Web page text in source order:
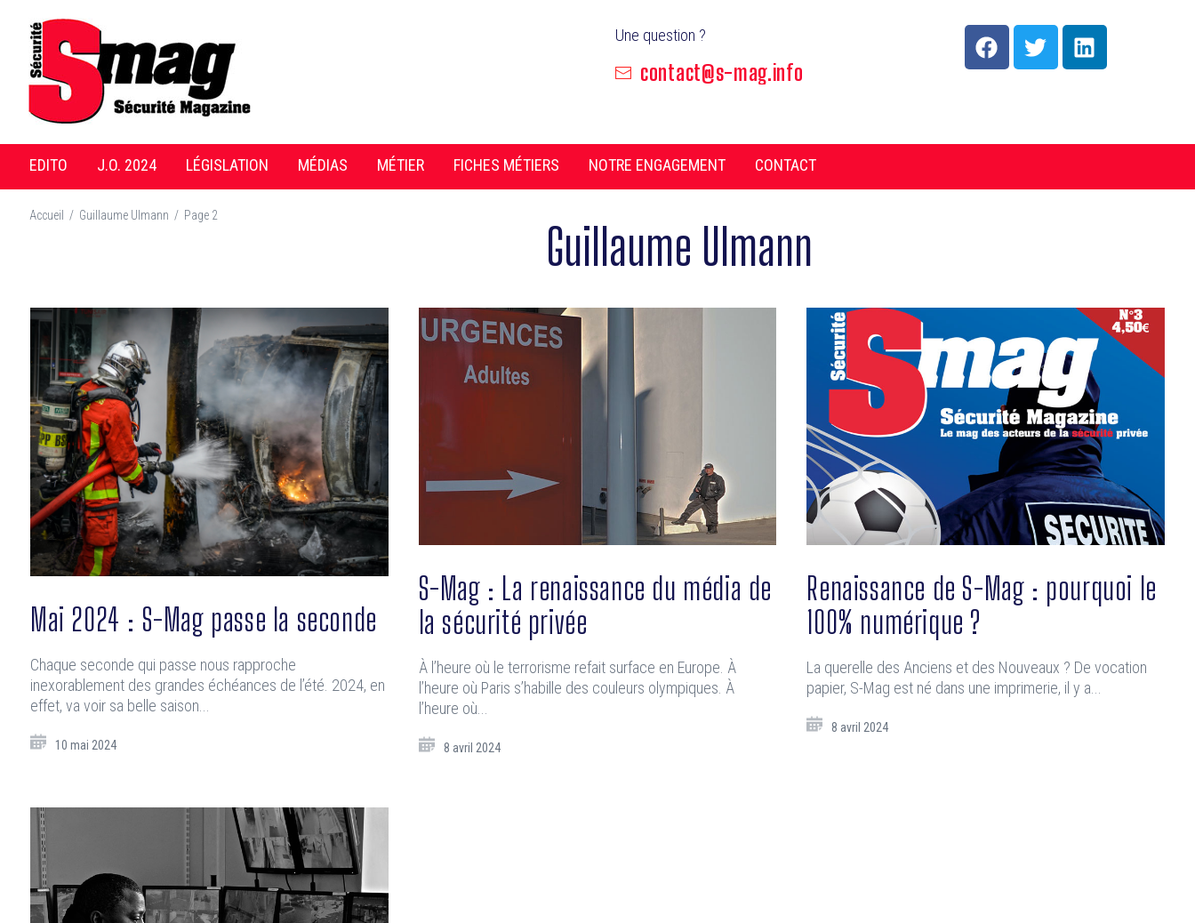
Une question ?
contact@s-mag.info
EDITO J.O. 2024 LÉGISLATION MÉDIAS MÉTIER FICHES MÉTIERS NOTRE ENGAGEMENT CONTACT
Accueil / Guillaume Ulmann / Page 2
Auteur/autrice :Guillaume Ulmann
Mai 2024 : S-Mag passe la seconde
Chaque seconde qui passe nous rapproche
inexorablement des grandes échéances de l’été. 2024, en
effet, va voir sa belle saison...
10 mai 2024
S-Mag : La renaissance du média de
la sécurité privée
À l’heure où le terrorisme refait surface en Europe. À
l’heure où Paris s’habille des couleurs olympiques. À
l’heure où...
8 avril 2024
Renaissance de S-Mag : pourquoi le
100% numérique ?
La querelle des Anciens et des Nouveaux ? De vocation
papier, S-Mag est né dans une imprimerie, il y a...
8 avril 2024